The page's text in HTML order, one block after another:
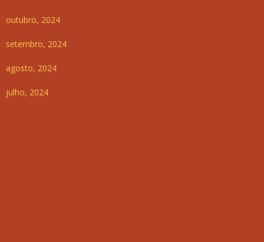
outubro, 2024
setembro, 2024
agosto, 2024
julho, 2024